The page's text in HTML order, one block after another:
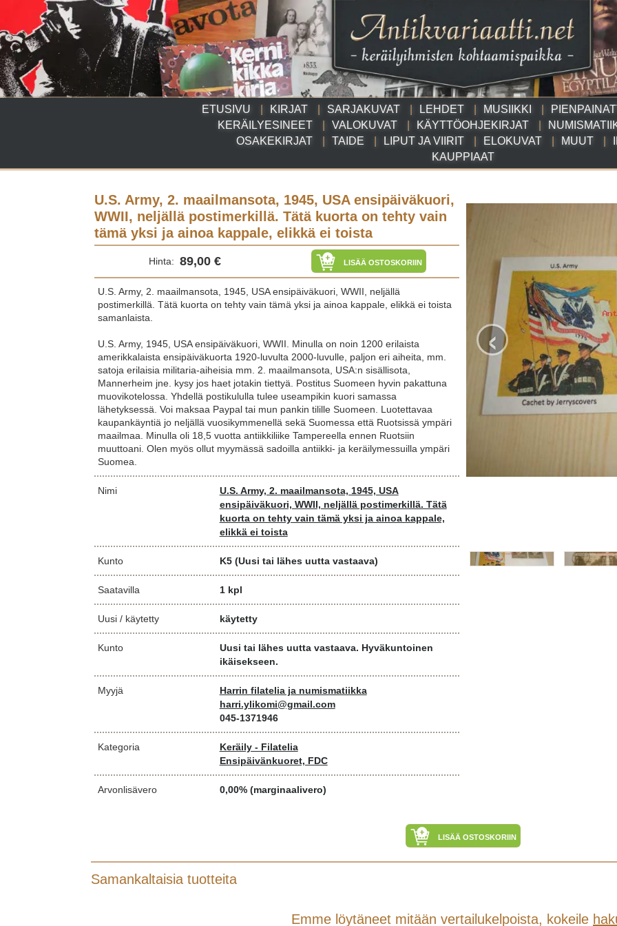
ETUSIVU KIRJAT SARJAKUVAT LEHDET MUSIIKKI
KERÄILYESINEET
VALOKUVAT KÄYTTÖOHJEKIRJAT
OSAKEKIRJAT
TAIDE LIPUT JA VIIRIT ELOKUVAT MUUT
KAUPPIAAT
U.S. Army, 2. maailmansota, 1945, USA ensipäiväkuori,
WWII, neljällä postimerkillä. Tätä kuorta on tehty vain
tämä yksi ja ainoa kappale, elikkä ei toista
‹
Hinta: 89,00 € LISÄÄ OSTOSKORIIN
U.S. Army, 2. maailmansota, 1945, USA ensipäiväkuori, WWII, neljällä
postimerkillä. Tätä kuorta on tehty vain tämä yksi ja ainoa kappale, elikkä ei toista
samanlaista.
U.S. Army, 1945, USA ensipäiväkuori, WWII. Minulla on noin 1200 erilaista
amerikkalaista ensipäiväkuorta 1920-luvulta 2000-luvulle, paljon eri aiheita, mm.
satoja erilaisia militaria-aiheisia mm. 2. maailmansota, USA:n sisällisota,
Mannerheim jne. kysy jos haet jotakin tiettyä. Postitus Suomeen hyvin pakattuna
muovikotelossa. Yhdellä postikululla tulee useampikin kuori samassa
lähetyksessä. Voi maksaa Paypal tai mun pankin tilille Suomeen. Luotettavaa
kaupankäyntiä jo neljällä vuosikymmenellä sekä Suomessa että Ruotsissä ympäri
maailmaa. Minulla oli 18,5 vuotta antiikkiliike Tampereella ennen Ruotsiin
muuttoani. Olen myös ollut myymässä sadoilla antiikki- ja keräilymessuilla ympäri
Suomea.
Nimi
U.S. Army, 2. maailmansota, 1945, USA
ensipäiväkuori, WWII, neljällä postimerkillä. Tätä
kuorta on tehty vain tämä yksi ja ainoa kappale,
elikkä ei toista
Kunto K5 (Uusi tai lähes uutta vastaava)
Saatavilla 1 kpl
Uusi / käytetty käytetty
Kunto
Uusi tai lähes uutta vastaava. Hyväkuntoinen
ikäisekseen.
Myyjä
Harrin filatelia ja numismatiikka
harri.ylikomi@gmail.com
045-1371946
Kategoria
Keräily - Filatelia
Ensipäivänkuoret, FDC
Arvonlisävero 0,00% (marginaalivero)
LISÄÄ OSTOSKORIIN
Samankaltaisia tuotteita
Emme löytäneet mitään vertailukelpoista, kokeile